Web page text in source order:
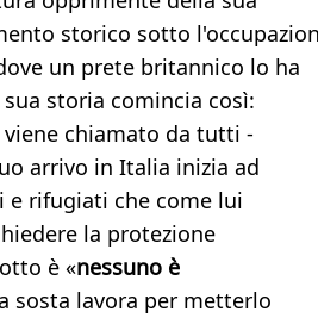
storico sotto
un prete britannico lo ha
storia comincia così:
viene chiamato da tutti -
arrivo in Italia inizia ad
rifugiati che come lui
la protezione
è «nessuno è
sosta lavora per metterlo